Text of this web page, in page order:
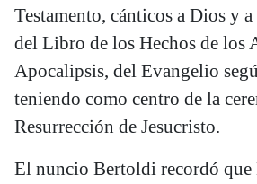
Testamento, cánticos a Dios y
del Libro de los Hechos de los
Apocalipsis, del Evangelio
teniendo como centro de la
Resurrección de Jesucristo.
El nuncio Bertoldi recordó